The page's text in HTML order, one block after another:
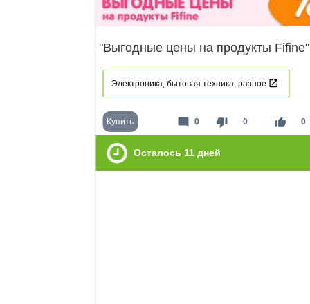
"Выгодные цены на продукты Fifine"
Электроника, бытовая техника, разное
Купить thumb_down 0 thumb_up 0
mode_comment 0
Осталось 11 дней